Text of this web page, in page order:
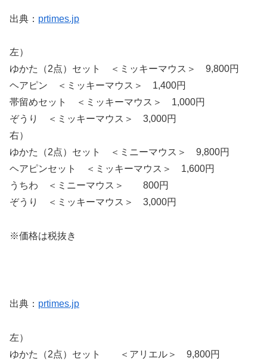
出典： prtimes.jp
左）
ゆかた（2点）セット ＜ミッキーマウス＞ 9,800円
ヘアピン ＜ミッキーマウス＞ 1,400円
帯留めセット ＜ミッキーマウス＞ 1,000円
ぞうり ＜ミッキーマウス＞ 3,000円
右）
ゆかた（2点）セット ＜ミニーマウス＞ 9,800円
ヘアピンセット ＜ミッキーマウス＞ 1,600円
うちわ ＜ミニーマウス＞ 800円
ぞうり ＜ミッキーマウス＞ 3,000円
※価格は税抜き
出典： prtimes.jp
左）
ゆかた（2点）セット ＜アリエル＞ 9,800円